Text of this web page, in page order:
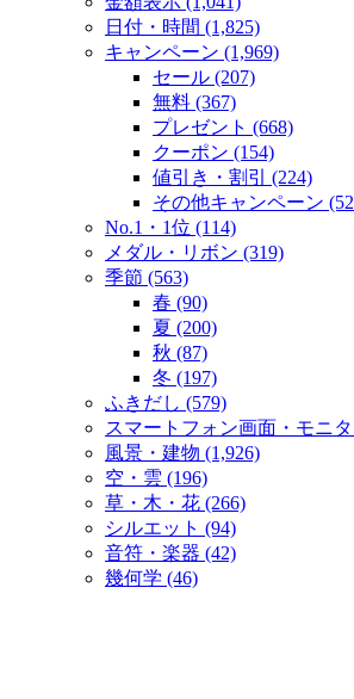
日付・時間 (1,825)
キャンペーン (1,969)
セール (207)
無料 (367)
プレゼント (668)
クーポン (154)
値引き・割引 (224)
その他キャンペーン
No.1・1位 (114)
メダル・リボン (319)
季節 (563)
春 (90)
夏 (200)
秋 (87)
冬 (197)
ふきだし (579)
スマートフォン画面・モニ
風景・建物 (1,926)
空・雲 (196)
草・木・花 (266)
シルエット (94)
音符・楽器 (42)
幾何学 (46)